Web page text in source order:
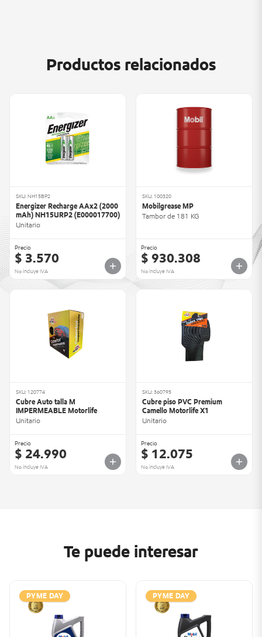
Productos relacionados
SKU: NH15BP2
Energizer Recharge AAx2 (2000
mAh) NH15URP2 (E000017700)
Unitario
Precio
$ 3.570
No incluye IVA
SKU: 100320
Mobilgrease MP
Tambor de 181 KG
Precio
$ 930.308
No incluye IVA
SKU: 120774
Cubre Auto talla M
IMPERMEABLE Motorlife
Unitario
Precio
$ 24.990
No incluye IVA
SKU: 360795
Cubre piso PVC Premium
Camello Motorlife X1
Unitario
Precio
$ 12.075
No incluye IVA
Te puede interesar
PYME DAY PYME DAY